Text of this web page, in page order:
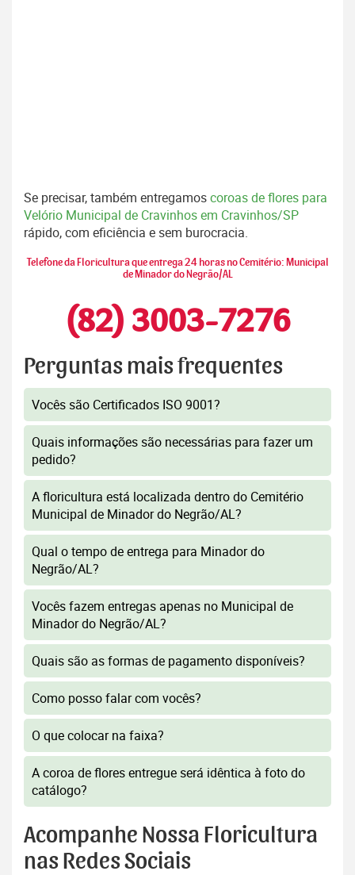
Se precisar, também entregamoscoroas de flores para
Velório Municipal de Cravinhos em Cravinhos/SP
rápido, com eficiência e sem burocracia.
Telefone da Floricultura que entrega 24 horas no Cemitério: Municipal
de Minador do Negrão/AL
(82) 3003-7276
Perguntas mais frequentes
Vocês são Certificados ISO 9001?
Quais informações são necessárias para fazer um
pedido?
A floricultura está localizada dentro do Cemitério
Municipal de Minador do Negrão/AL?
Qual o tempo de entrega para Minador do
Negrão/AL?
Vocês fazem entregas apenas no Municipal de
Minador do Negrão/AL?
Quais são as formas de pagamento disponíveis?
Como posso falar com vocês?
O que colocar na faixa?
A coroa de flores entregue será idêntica à foto do
catálogo?
Acompanhe Nossa Floricultura
nas Redes Sociais